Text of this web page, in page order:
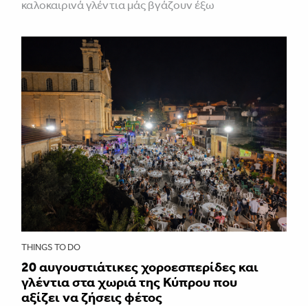
καλοκαιρινά γλέντια μάς βγάζουν έξω
THINGS TO DO
20 αυγουστιάτικες χοροεσπερίδες και
γλέντια στα χωριά της Κύπρου που
αξίζει να ζήσεις φέτος